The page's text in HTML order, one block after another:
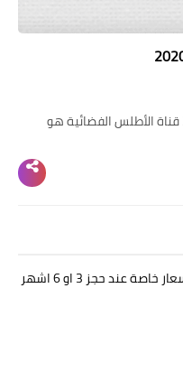
تردد قناة الاطلس على النايل سات 2020 قناة الأطلس الفضائية هو
لحجز الاعلانات البنرات والجيست بوست اسعار خاصة عند حجز 3 او 6 اشهر